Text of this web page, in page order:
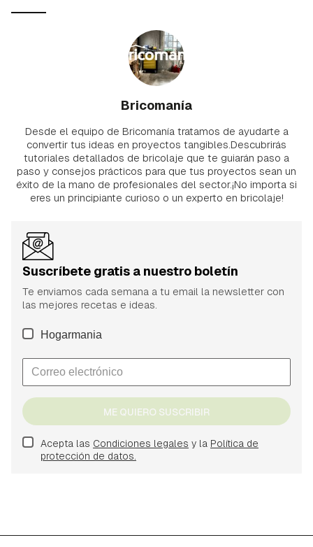
Bricomanía
Desde el equipo de Bricomanía tratamos de ayudarte a
convertir tus ideas en proyectos tangibles.Descubrirás
tutoriales detallados de bricolaje que te guiarán paso a
paso y consejos prácticos para que tus proyectos sean un
éxito de la mano de profesionales del sector.¡No importa si
eres un principiante curioso o un experto en bricolaje!
Suscríbete gratis a nuestro boletín
Te enviamos cada semana a tu email la newsletter con
las mejores recetas e ideas.
Hogarmania
ME QUIERO SUSCRIBIR
Acepta las Condiciones legales y la Política de
protección de datos.